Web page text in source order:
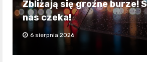
Zbliżają się groźne burze!
nas czeka!
6 sierpnia 2026